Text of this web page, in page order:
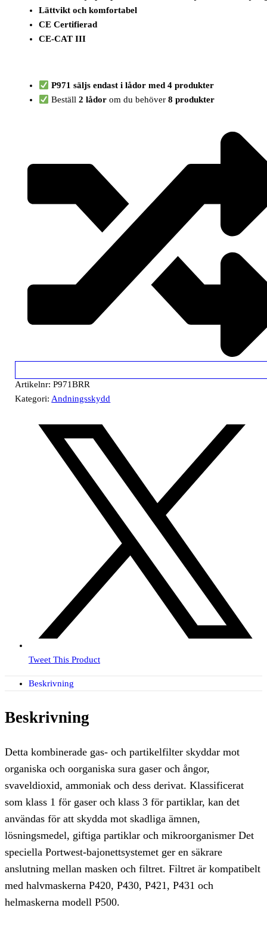
Lättvikt och komfortabel
CE Certifierad
CE-CAT III
P971 säljs endast i lådor med 4 produkter
Beställ2 lådor om du behöver8 produkter
Artikelnr:P971BRR
Kategori: Andningsskydd
Tweet This Product
Beskrivning
Beskrivning
Detta kombinerade gas- och partikelfilter skyddar mot
organiska och oorganiska sura gaser och ångor,
svaveldioxid, ammoniak och dess derivat. Klassificerat
som klass 1 för gaser och klass 3 för partiklar, kan det
användas för att skydda mot skadliga ämnen,
lösningsmedel, giftiga partiklar och mikroorganismer Det
speciella Portwest-bajonettsystemet ger en säkrare
anslutning mellan masken och filtret. Filtret är kompatibelt
med halvmaskerna P420, P430, P421, P431 och
helmaskerna modell P500.